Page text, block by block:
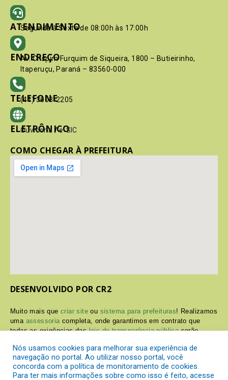
ATENDIMENTO
Segunda à Sexta de 08:00h às 17:00h
ENDEREÇO
Av. Crispim Furquim de Siqueira, 1800 – Butieirinho,
Itaperuçu, Paraná – 83560-000
TELEFONE
(41) 3603-2205
ELETRÔNICO
Ouvidoria / e-SIC
COMO CHEGAR À PREFEITURA
DESENVOLVIDO POR CR2
Muito mais quecriar site ou sistema para prefeituras! Realizamos
uma assessoria completa, onde garantimos em contrato que
todas as exigências dasleis de transparência públicaserão
Conheça oPNTPe oRadar da Transparência Pública
Nós usamos cookies para melhorar sua experiência de
navegação no portal. Ao utilizar nosso portal, você
concorda com a política de monitoramento de cookies.
Para ter mais informações sobre como isso é feito, acesse